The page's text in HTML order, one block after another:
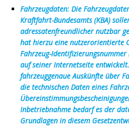
Fahrzeugdaten: Die
Kraftfahrt-Bundesamts (KBA)
adressatenfreundlicher nutzbar
hat hierzu eine nutzerorientierte
Fahrzeug-
auf seiner Internetseite
fahrzeuggenaue Auskünfte über
die technischen Daten eines
Inbetriebnahme bedarf es der
Grundlagen in diesem